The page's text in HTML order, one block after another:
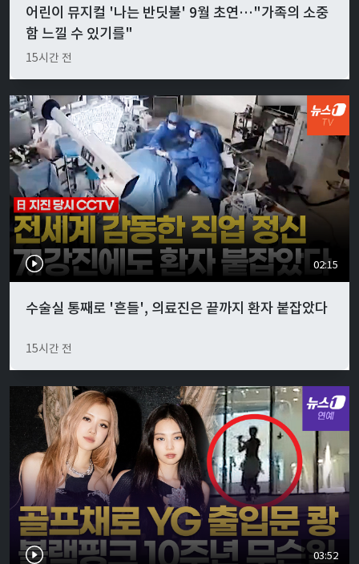
어린이 뮤지컬 '나는 반딧불' 9월 초연…"가족의 소중
함 느낄 수 있기를"
15시간 전
02:15
수술실 통째로 '흔들', 의료진은 끝까지 환자 붙잡았다
15시간 전
03:52